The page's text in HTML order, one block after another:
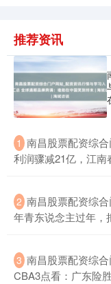
推荐资讯
1 南昌股票配资综
利润骤减21亿，江
2 南昌股票配资综
年青东说念主过年，
3 南昌股票配资综
CBA3点看：广东险